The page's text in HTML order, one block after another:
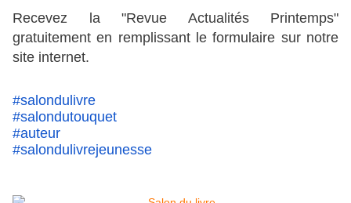
Recevez la "Revue Actualités Printemps"
gratuitement en remplissant le formulaire sur notre
site internet.
#salondulivre
#salondutouquet
#auteur
#salondulivrejeunesse